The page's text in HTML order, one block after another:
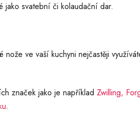
svatební či kolaudační dar.
ve vaší kuchyni nejčastěji
značek jako je například Zwilling,
.